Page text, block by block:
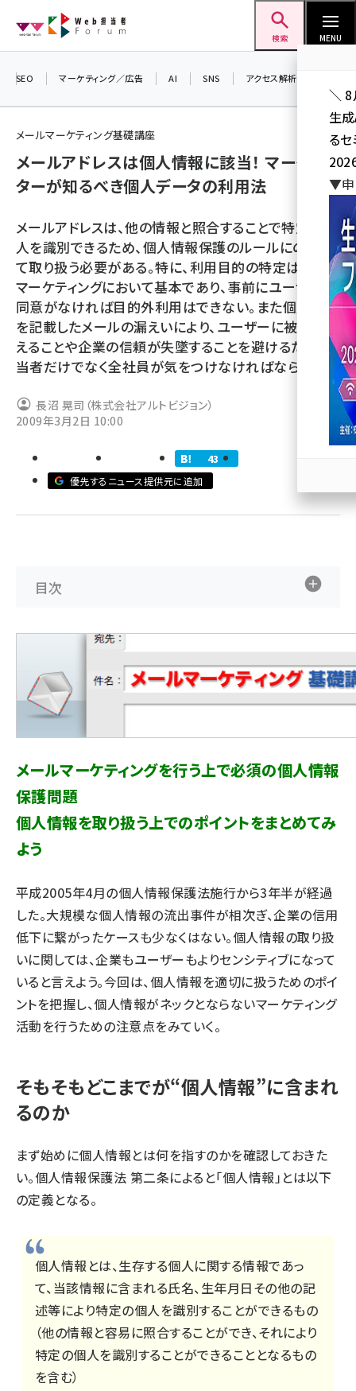
ン
検索 MENU
seo (3532)
youtube (2441)
note (2317)
セミナー (2310)
z世代 (1623)
meo (1277)
SEO マーケティング／広告 AI SNS アクセス解析／データ分析
メールマーケティング基礎講座
メールアドレスは個人情報に該当！ マーケ
ターが知るべき個人データの利用法
メールアドレスは、他の情報と照合することで特定の個
人を識別できるため、個人情報保護のルールにのっとっ
て取り扱う必要がある。特に、利用目的の特定はメール
マーケティングにおいて基本であり、事前にユーザーの
同意がなければ目的外利用はできない。また個人情報
を記載したメールの漏えいにより、ユーザーに被害を与
えることや企業の信頼が失墜することを避けるため、担
当者だけでなく全社員が気をつけなければならない。
長沼 晃司（株式会社アルトビジョン）
2009年3月2日 10:00
43
優先するニュース提供元に追加
目次
メールマーケティングを行う上で必須の個人情報
保護問題
個人情報を取り扱う上でのポイントをまとめてみ
よう
平成2005年4月の個人情報保護法施行から3年半が経過
した。大規模な個人情報の流出事件が相次ぎ、企業の信用
低下に繋がったケースも少なくはない。個人情報の取り扱
いに関しては、企業もユーザーもよりセンシティブになって
いると言えよう。今回は、個人情報を適切に扱うためのポイ
ントを把握し、個人情報がネックとならないマーケティング
活動を行うための注意点をみていく。
そもそもどこまでが“個人情報”に含まれ
るのか
まず始めに個人情報とは何を指すのかを確認しておきた
い。個人情報保護法 第二条によると「個人情報」とは以下
の定義となる。
個人情報とは、生存する個人に関する情報であっ
て、当該情報に含まれる氏名、生年月日その他の記
述等により特定の個人を識別することができるもの
（他の情報と容易に照合することができ、それにより
特定の個人を識別することができることとなるもの
を含む）
＼ 8
生
る
▼申